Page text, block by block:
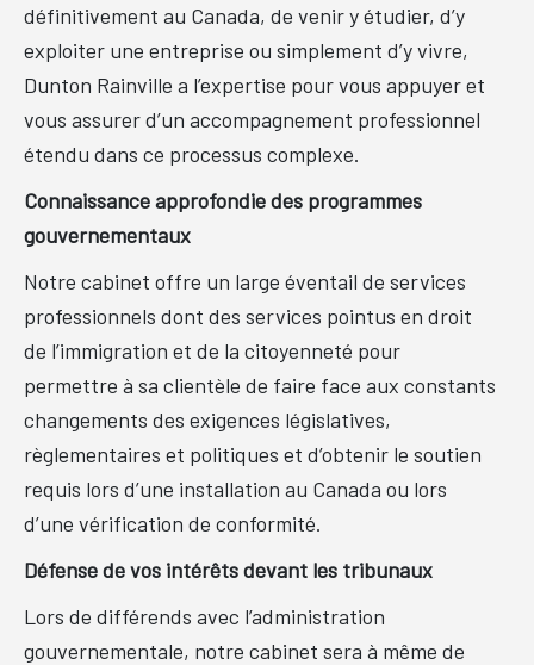
définitivement au Canada, de venir y étudier, d’y
exploiter une entreprise ou simplement d’y vivre,
Dunton Rainville a l’expertise pour vous appuyer et
vous assurer d’un accompagnement professionnel
étendu dans ce processus complexe.
Connaissance approfondie des programmes
gouvernementaux
Notre cabinet offre un large éventail de services
professionnels dont des services pointus en droit
de l’immigration et de la citoyenneté pour
permettre à sa clientèle de faire face aux constants
changements des exigences législatives,
règlementaires et politiques et d’obtenir le soutien
requis lors d’une installation au Canada ou lors
d’une vérification de conformité.
Défense de vos intérêts devant les tribunaux
Lors de différends avec l’administration
gouvernementale, notre cabinet sera à même de